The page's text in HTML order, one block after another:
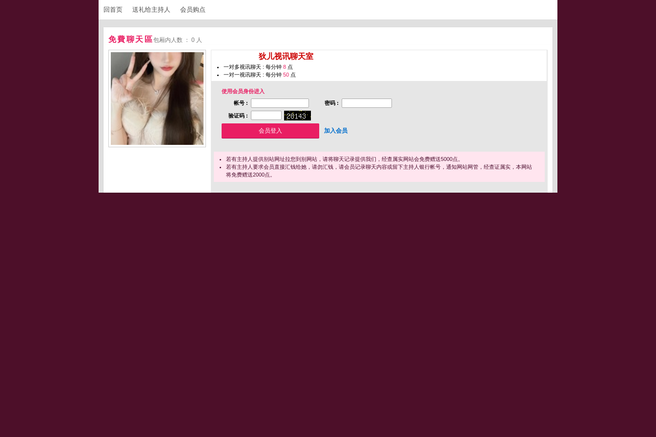
回首页 送礼给主持人 会员购点
免費聊天區包厢内人数 ： 0 人
狄儿视讯聊天室
一对多视讯聊天 : 每分钟 8 点
一对一视讯聊天 : 每分钟 50 点
使用会员身份进入
帐号 :
密码 :
验证码 :
加入会员
若有主持人提供别站网址拉您到别网站，请将聊天记录提供我们，经查属实网站会免费赠送5000点。
若有主持人要求会员直接汇钱给她，请勿汇钱，请会员记录聊天内容或留下主持人银行帐号，通知网站网管，经查证属实，本网站
将免费赠送2000点。